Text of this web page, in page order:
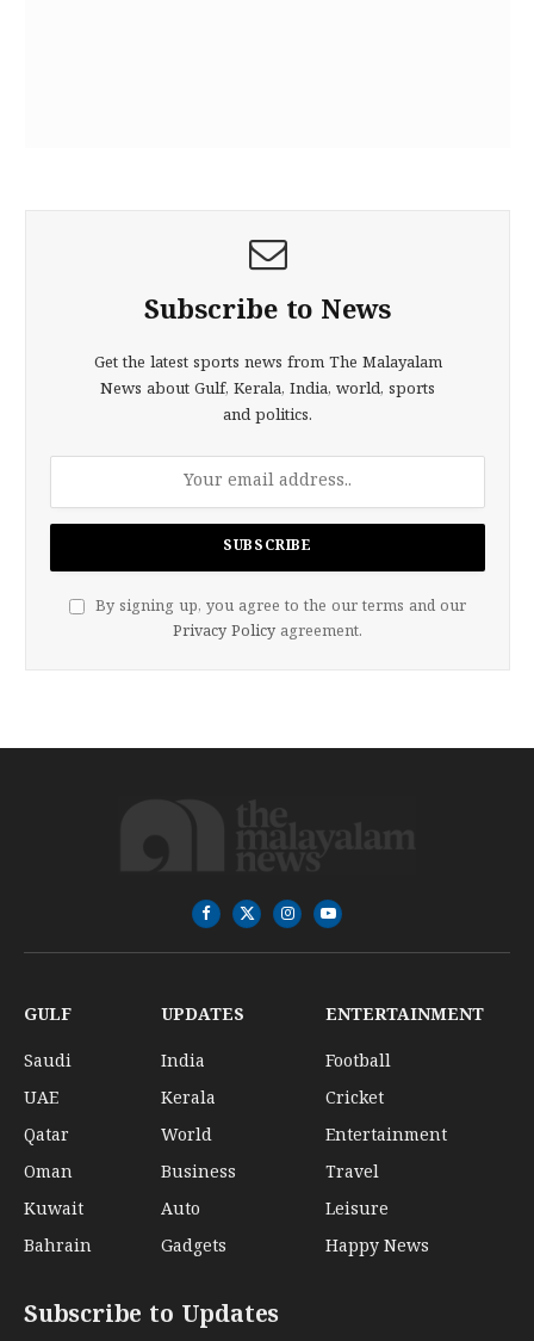
Subscribe to News
Get the latest sports news from The Malayalam
News about Gulf, Kerala, India, world, sports
and politics.
By signing up, you agree to the our terms and our
Privacy Policy agreement.
Facebook
X
(Twitter)
InstagramYouTube
GULF
Saudi
UAE
Qatar
Oman
Kuwait
Bahrain
UPDATES
India
Kerala
World
Business
Auto
Gadgets
ENTERTAINMENT
Football
Cricket
Entertainment
Travel
Leisure
Happy News
Subscribe to Updates